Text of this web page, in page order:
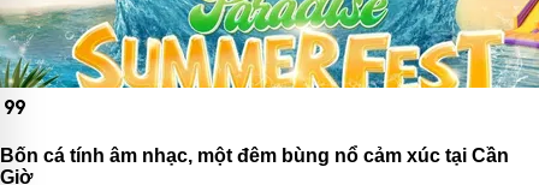
format_quote
Bốn cá tính âm nhạc, một đêm bùng nổ cảm xúc tại Cần
Giờ